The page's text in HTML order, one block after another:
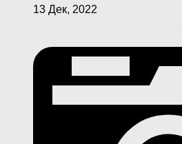
13 Дек, 2022